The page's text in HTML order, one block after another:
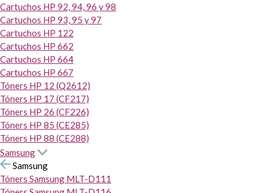
Cartuchos HP 92, 94, 96 y 98
Cartuchos HP 93, 95 y 97
Cartuchos HP 122
Cartuchos HP 662
Cartuchos HP 664
Cartuchos HP 667
Tóners HP 12 (Q2612)
Tóners HP 17 (CF217)
Tóners HP 26 (CF226)
Tóners HP 85 (CE285)
Tóners HP 88 (CE288)
Samsung
Samsung
Tóners Samsung MLT-D111